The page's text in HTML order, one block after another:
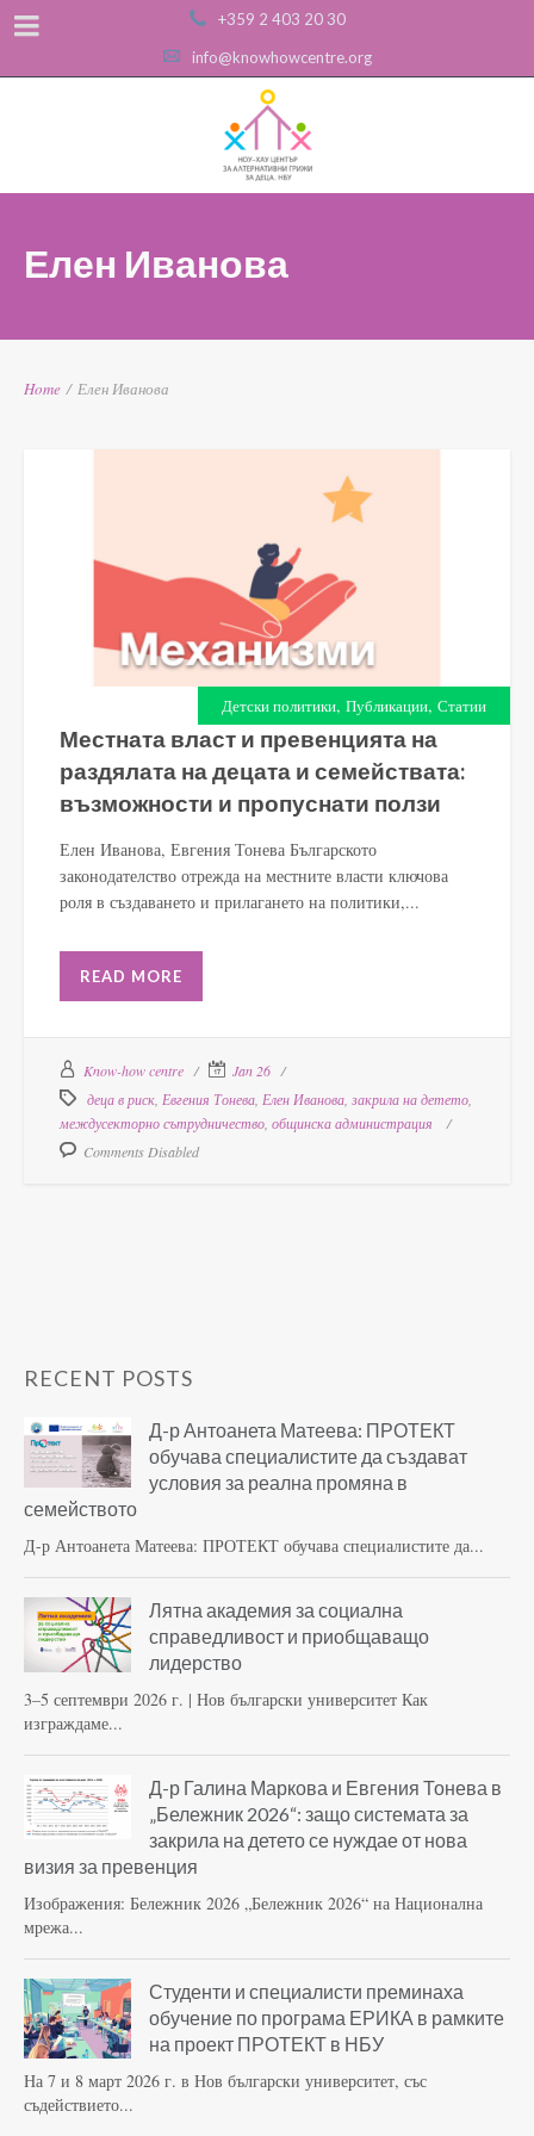
+359 2 403 20 30
info@knowhowcentre.org
Елен Иванова
Home / Елен Иванова
Детски политики, Публикации, Статии
Местната власт и превенцията на
раздялата на децата и семействата:
възможности и пропуснати ползи
Елен Иванова, Евгения Тонева Българското
законодателство отрежда на местните власти ключова
роля в създаването и прилагането на политики,...
READ MORE
Know-how centre
Jan 26
деца в риск Евгения Тонева Елен Иванова закрила на детето
междусекторно сътрудничество общинска администрация
Comments Disabled
RECENT POSTS
Д-р Антоанета Матеева: ПРОТЕКТ
обучава специалистите да създават
условия за реална промяна в
семейството
Д-р Антоанета Матеева: ПРОТЕКТ обучава специалистите да...
Лятна академия за социална
справедливост и приобщаващо
лидерство
3–5 септември 2026 г. | Нов български университет Как
изграждаме...
Д-р Галина Маркова и Евгения Тонева в
„Бележник 2026“: защо системата за
закрила на детето се нуждае от нова
визия за превенция
Изображения: Бележник 2026 „Бележник 2026“ на Национална
мрежа...
Студенти и специалисти преминаха
обучение по програма ЕРИКА в рамките
на проект ПРОТЕКТ в НБУ
На 7 и 8 март 2026 г. в Нов български университет, със
съдействието...